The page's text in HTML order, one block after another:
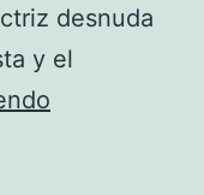
desnuda
y el